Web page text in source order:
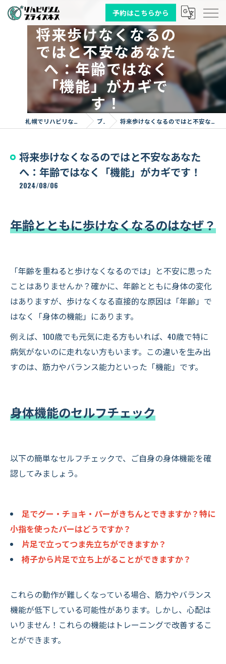
予約はこちらから
将来歩けなくなるの
ではと不安なあなた
へ：年齢ではなく
「機能」がカギで
す！
札幌でリハビリならリハビリジム プライズネス ブログ 将来歩けなくなるのではと不安なあなたへ：年齢ではなく「機能」がカギです！
将来歩けなくなるのではと不安なあなた
へ：年齢ではなく「機能」がカギです！
2024/08/06
年齢とともに歩けなくなるのはなぜ？
「年齢を重ねると歩けなくなるのでは」と不安に思った
ことはありませんか？確かに、年齢とともに身体の変化
はありますが、歩けなくなる直接的な原因は「年齢」で
はなく「身体の機能」にあります。
例えば、100歳でも元気に走る方もいれば、40歳で特に
病気がないのに走れない方もいます。この違いを生み出
すのは、筋力やバランス能力といった「機能」です。
身体機能のセルフチェック
以下の簡単なセルフチェックで、ご自身の身体機能を確
認してみましょう。
足でグー・チョキ・パーがきちんとできますか？特に
小指を使ったパーはどうですか？
片足で立ってつま先立ちができますか？
椅子から片足で立ち上がることができますか？
これらの動作が難しくなっている場合、筋力やバランス
機能が低下している可能性があります。しかし、心配は
いりません！これらの機能はトレーニングで改善するこ
とができます。